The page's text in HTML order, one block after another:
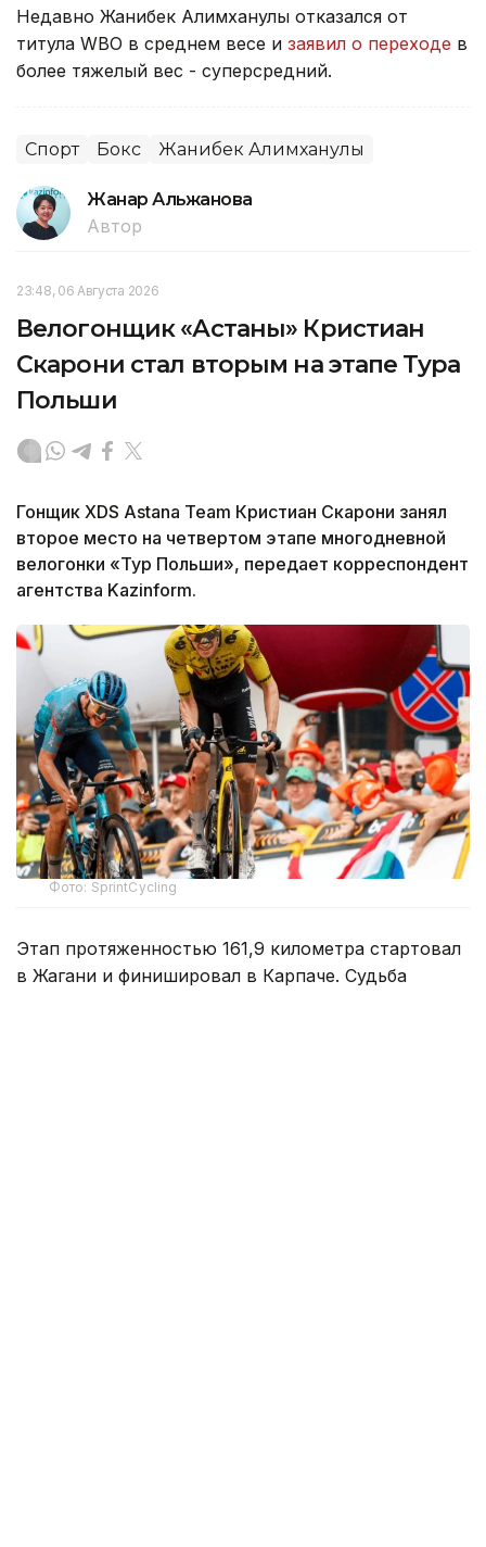
Недавно Жанибек Алимханулы отказался от
титула WBO в среднем весе и заявил о переходе в
более тяжелый вес - суперсредний.
Спорт Бокс Жанибек Алимханулы
Жанар Альжанова
Автор
23:48, 06 Августа 2026
Велогонщик «Астаны» Кристиан
Скарони стал вторым на этапе Тура
Польши
Гонщик XDS Astana Team Кристиан Скарони занял
второе место на четвертом этапе многодневной
велогонки «Тур Польши», передает корреспондент
агентства Kazinform.
Фото: SprintCycling
Этап протяженностью 161,9 километра стартовал
в Жагани и финишировал в Карпаче. Судьба